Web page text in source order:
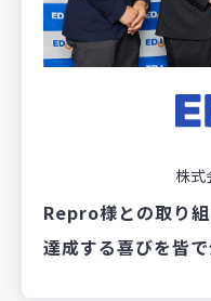
株式
Repro様との取り組
達成する喜びを皆で